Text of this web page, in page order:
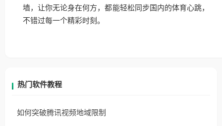
墙，让你无论身在何方，都能轻松同步国内的体育心跳，
不错过每一个精彩时刻。
热门软件教程
如何突破腾讯视频地域限制